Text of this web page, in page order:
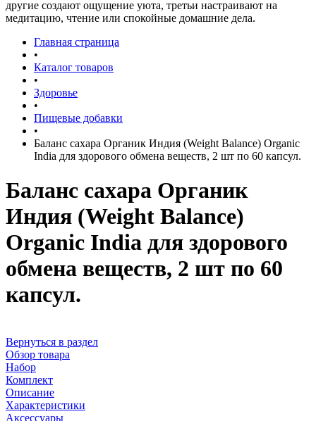
другие создают ощущение уюта, третьи настраивают на
медитацию, чтение или спокойные домашние дела.
Главная страница
•
Каталог товаров
•
Здоровье
•
Пищевые добавки
•
Баланс сахара Органик Индия (Weight Balance) Organic
India для здорового обмена веществ, 2 шт по 60 капсул.
Баланс сахара Органик
Индия (Weight Balance)
Organic India для здорового
обмена веществ, 2 шт по 60
капсул.
Вернуться в раздел
Обзор товара
Набор
Комплект
Описание
Характеристики
Аксессуары